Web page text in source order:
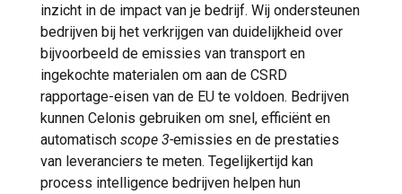
inzicht in de impact van je bedrijf. Wij ondersteunen
bedrijven bij het verkrijgen van duidelijkheid over
bijvoorbeeld de emissies van transport en
ingekochte materialen om aan de CSRD
rapportage-eisen van de EU te voldoen. Bedrijven
kunnen Celonis gebruiken om snel, efficiënt en
automatisch scope 3-emissies en de prestaties
van leveranciers te meten. Tegelijkertijd kan
process intelligence bedrijven helpen hun